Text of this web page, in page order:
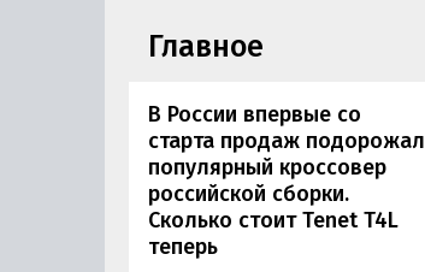
Главное
В России впервые со
старта продаж подорожал
популярный кроссовер
российской сборки.
Сколько стоит Tenet T4L
теперь